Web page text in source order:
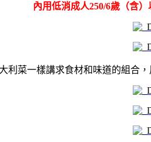
內用低消成人250/6歲（含）
利菜一樣講求食材和味道的組合